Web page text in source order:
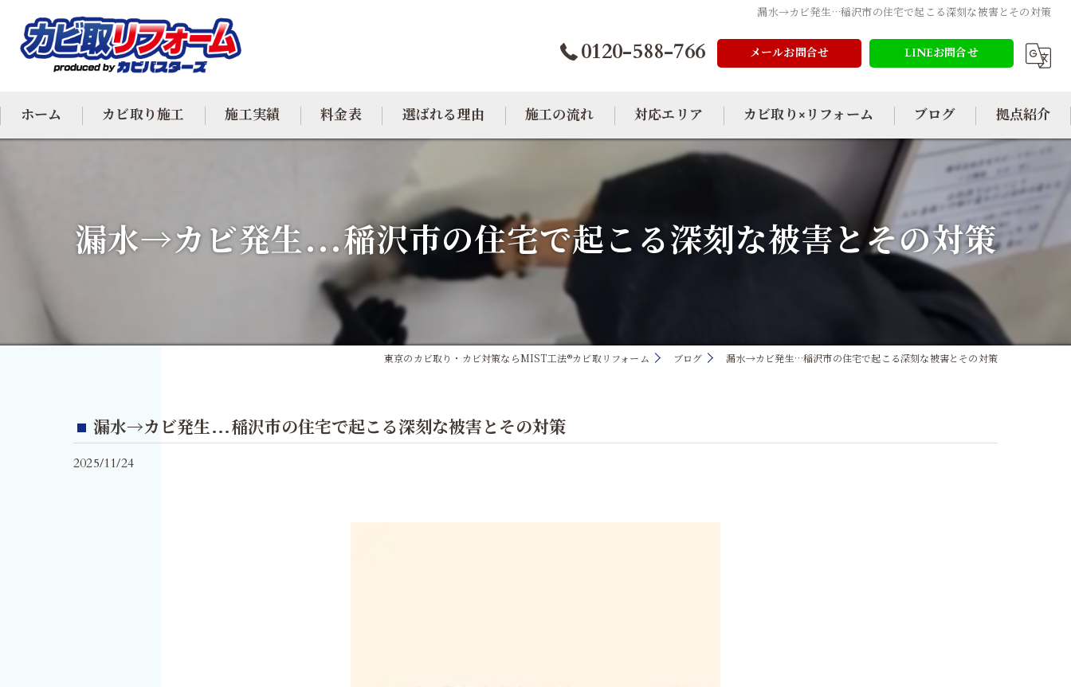
漏水→カビ発生…稲沢市の住宅で起こる深刻な被害とその対策
0120-588-766 メールお問合せ LINEお問合せ
ホーム カビ取り施工
カビ除去
施工実績 料金表 選ばれる理由 施工の流れ 対応エリア
大阪のカビ取り
東京のカビ取り
カビ取り×リフォーム ブログ 拠点紹介
漏水→カビ発生…稲沢市の住宅で起こる深刻な被害とその対策
東京のカビ取り・カビ対策ならMIST工法®カビ取リフォーム ブログ 漏水→カビ発生…稲沢市の住宅で起こる深刻な被害とその対策
漏水→カビ発生…稲沢市の住宅で起こる深刻な被害とその対策
2025/11/24